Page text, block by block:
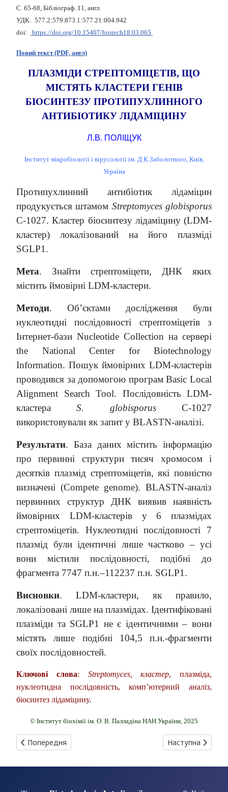
С. 65-68, Бібліограф. 11, англ.
УДК: 577.2:579.873.1:577.21:004.942
doi:
https://doi.org/10.15407/biotech18.03.065
Повий текст (PDF, англ)
ПЛАЗМІДИ СТРЕПТОМІЦЕТІВ, ЩО
МІСТЯТЬ КЛАСТЕРИ ГЕНІВ
БІОСИНТЕЗУ ПРОТИПУХЛИННОГО
АНТИБІОТИКУ ЛІДАМІЦИНУ
Л.В. ПОЛІЩУК
Інститут мікробіології і вірусології ім. Д.К.Заболотного, Київ,
Уераїна
Протипухлинний антибіотик лідаміцин
продукується штамом Streptomyces globisporus
C-1027. Кластер біосинтезу лідаміцину (LDM-
кластер) локалізований на його плазміді
SGLP1.
Мета. Знайти стрептоміцети, ДНК яких
містить ймовірні LDM-кластери.
Методи. Об’єктами дослідження були
нуклеотидні послідовності стрептоміцетів з
Інтернет-бази Nucleotide Collection на сервері
the National Center for Biotechnology
Information. Пошук ймовірних LDM-кластерів
проводився за допомогою програм Basic Local
Alignment Search Tool. Послідовність LDM-
кластераS. globisporusC-1027
використовували як запит у BLASTN-аналізі.
Результати. База даних містить інформацію
про первинні структури тисяч хромосом і
десятків плазмід стрептоміцетів, які повністю
визначені (Compete genome). BLASTN-аналіз
первинних структур ДНК виявив наявність
ймовірних LDM-кластерів у 6 плазмідах
стрептоміцетів. Нуклеотидні послідовності 7
плазмід були ідентичні лише частково – усі
вони містили послідовності, подібні до
фрагмента 7747 п.н.–112237 п.н. SGLP1.
Висновки. LDM-кластери, як правило,
локалізовані лише на плазмідах. Ідентифіковані
плазміди та SGLP1 не є ідентичними – вони
містять лише подібні 104,5 п.н.-фрагменти
своїх послідовностей.
Ключові слова: Streptomyces, кластер, плазміда,
нуклеотидна послідовність, комп’ютерний аналіз,
біосинтез лідаміцину.
© Інститут біохімії ім. О. В. Палладіна НАН України, 2025
Попередня стаття: ОДНОЦЕНТРОВЕ ДОСЛІДЖЕННЯ
Попередня Наступна
Наступна